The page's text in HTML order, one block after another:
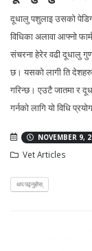
दूधालु पशुलाइ उसको
विधिका अलावा आफ्नो
संचरना हेरेर वढी दूधालु
छ। यसको लागी ति
गरिन्छ। एउटै जातमा र
गर्नको लागि यो विधि
NOVEMBER 9,
Vet Articles
थप पढ्नुहोस्